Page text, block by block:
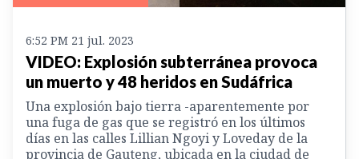
6:52 PM 21 jul. 2023
VIDEO: Explosión subterránea provoca
un muerto y 48 heridos en Sudáfrica
Una explosión bajo tierra -aparentemente por
una fuga de gas que se registró en los últimos
días en las calles Lillian Ngoyi y Loveday de la
provincia de Gauteng, ubicada en la ciudad de